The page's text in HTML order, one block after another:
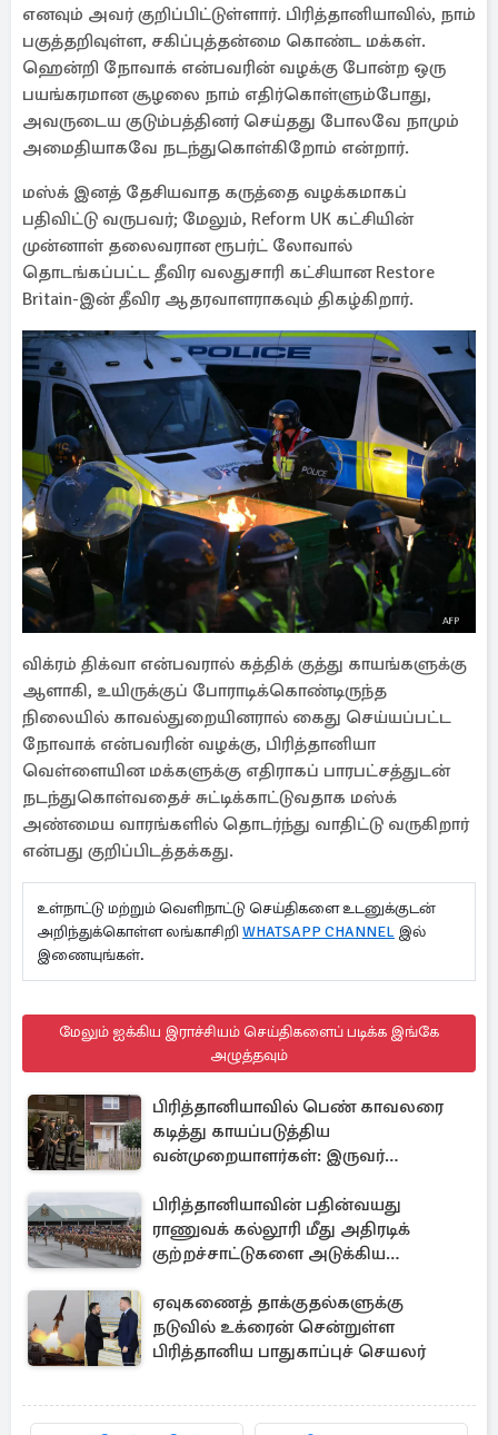
எனவும் அவர் குறிப்பிட்டுள்ளார். பிரித்தானியாவில், நாம்
பகுத்தறிவுள்ள, சகிப்புத்தன்மை கொண்ட மக்கள்.
ஹென்றி நோவாக் என்பவரின் வழக்கு போன்ற ஒரு
பயங்கரமான சூழலை நாம் எதிர்கொள்ளும்போது, ​​
அவருடைய குடும்பத்தினர் செய்தது போலவே நாமும்
அமைதியாகவே நடந்துகொள்கிறோம் என்றார்.
மஸ்க் இனத் தேசியவாத கருத்தை வழக்கமாகப்
பதிவிட்டு வருபவர்; மேலும், Reform UK கட்சியின்
முன்னாள் தலைவரான ரூபர்ட் லோவால்
தொடங்கப்பட்ட தீவிர வலதுசாரி கட்சியான Restore
Britain-இன் தீவிர ஆதரவாளராகவும் திகழ்கிறார்.
விக்ரம் திக்வா என்பவரால் கத்திக் குத்து காயங்களுக்கு
ஆளாகி, உயிருக்குப் போராடிக்கொண்டிருந்த
நிலையில் காவல்துறையினரால் கைது செய்யப்பட்ட
நோவாக் என்பவரின் வழக்கு, பிரித்தானியா
வெள்ளையின மக்களுக்கு எதிராகப் பாரபட்சத்துடன்
நடந்துகொள்வதைச் சுட்டிக்காட்டுவதாக மஸ்க்
அண்மைய வாரங்களில் தொடர்ந்து வாதிட்டு வருகிறார்
என்பது குறிப்பிடத்தக்கது.
உள்நாட்டு மற்றும் வெளிநாட்டு செய்திகளை உடனுக்குடன்
அறிந்துக்கொள்ள லங்காசிறி WHATSAPP CHANNEL இல்
இணையுங்கள்.
மேலும் ஐக்கிய இராச்சியம் செய்திகளைப் படிக்க இங்கே
அழுத்தவும்
பிரித்தானியாவில் பெண் காவலரை
கடித்து காயப்படுத்திய
வன்முறையாளர்கள்: இருவர்
பிரித்தானியாவின் பதின்வயது
ராணுவக் கல்லூரி மீது அதிரடிக்
குற்றச்சாட்டுகளை அடுக்கிய
ஏவுகணைத் தாக்குதல்களுக்கு
நடுவில் உக்ரைன் சென்றுள்ள
பிரித்தானிய பாதுகாப்புச் செயலர்